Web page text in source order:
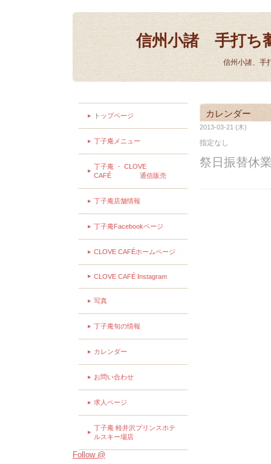
信州小諸 手打ち
信州小諸、手
カレンダー
2013-03-21 (木)
指定なし
祭日振替休
トップページ
丁子庵メニュー
丁子庵 ・ CLOVE
CAFÉ 通信販売
丁子庵店舗情報
丁子庵Facebookページ
CLOVE CAFÉホームページ
CLOVE CAFÉ Instagram
写真
丁子庵旬の情報
カレンダー
お問い合わせ
求人ページ
丁子庵 軽井沢プリンスホテ
ルスキー場店
Follow @